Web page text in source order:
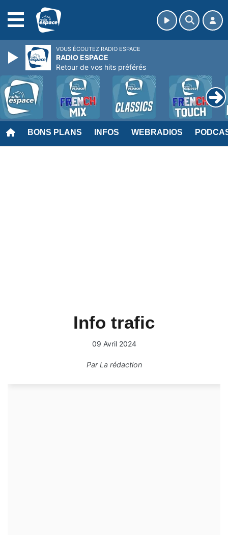
BONS PLANS INFOS WEBRADIOS
Info trafic
09 Avril 2024
ParLa rédaction
VOUS ÉCOUTEZ RADIO ESPACE
RADIO ESPACE
Retour de vos hits préférés